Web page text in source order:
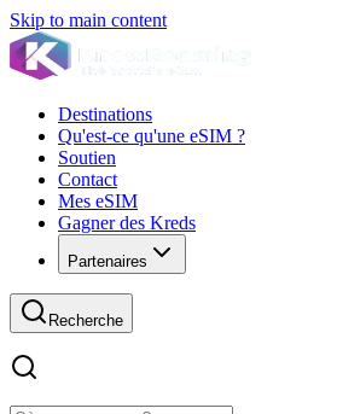
Skip to main content
Destinations
Qu'est-ce qu'une eSIM ?
Soutien
Contact
Mes eSIM
Gagner des Kreds
Partenaires
Recherche